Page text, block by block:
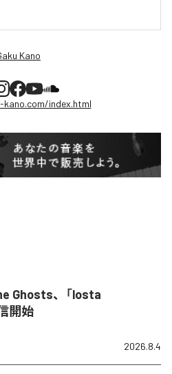
Kano
index.html
Ghosts、「losta
開始
2026.8.4